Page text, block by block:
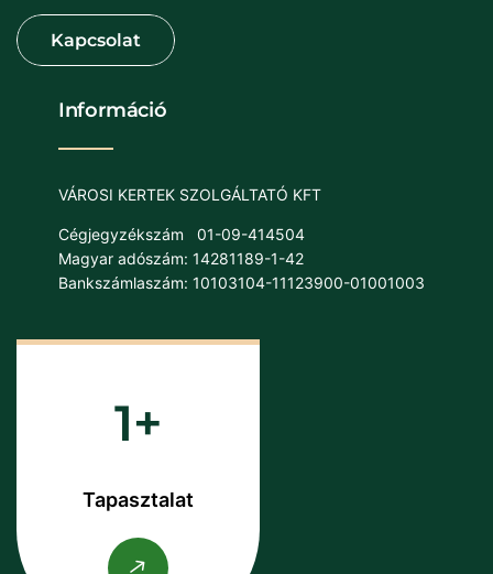
Információ
VÁROSI KERTEK SZOLGÁLTATÓ KFT
Cégjegyzékszám
01-09-414504
Magyar adószám: 14281189-1-42
Bankszámlaszám: 10103104-11123900-01001003
1
Tapasztalat